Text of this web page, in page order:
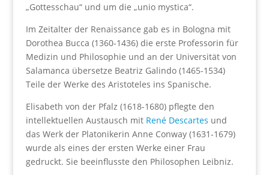
„Gottesschau“ und um die „unio mystica“.
Im Zeitalter der Renaissance gab es in Bologna mit
Dorothea Bucca (1360-1436) die erste Professorin für
Medizin und Philosophie und an der Universität von
Salamanca übersetze Beatriz Galindo (1465-1534)
Teile der Werke des Aristoteles ins Spanische.
Elisabeth von der Pfalz (1618-1680) pflegte den
intellektuellen Austausch mit René Descartes und
das Werk der Platonikerin Anne Conway (1631-1679)
wurde als eines der ersten Werke einer Frau
gedruckt. Sie beeinflusste den Philosophen Leibniz.